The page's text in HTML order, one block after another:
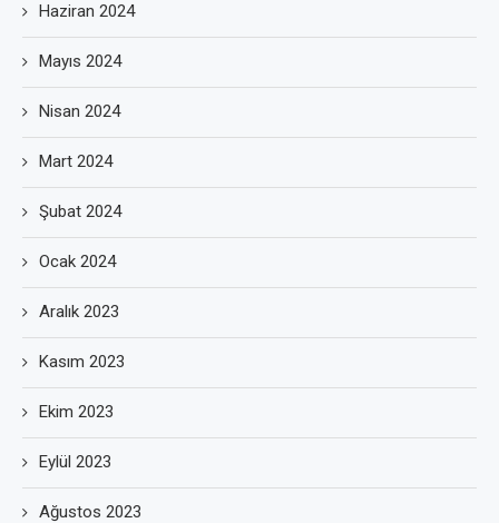
Haziran 2024
Mayıs 2024
Nisan 2024
Mart 2024
Şubat 2024
Ocak 2024
Aralık 2023
Kasım 2023
Ekim 2023
Eylül 2023
Ağustos 2023